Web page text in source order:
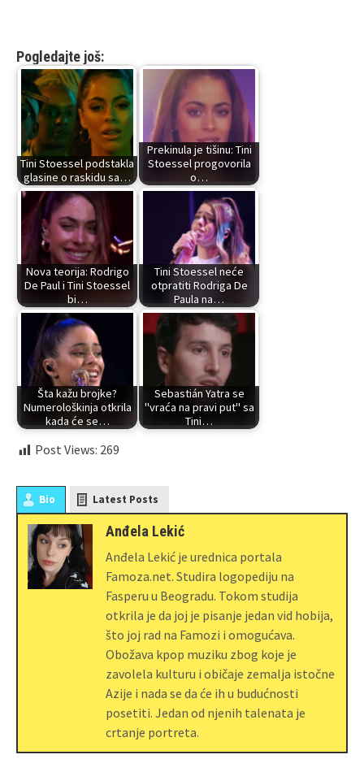
Pogledajte još:
Tini Stoessel podstakla
glasine o raskidu sa…
Prekinula je tišinu: Tini
Stoessel progovorila
o…
Nova teorija: Rodrigo
De Paul i Tini Stoessel
bi…
Tini Stoessel neće
otpratiti Rodriga De
Paula na…
Šta kažu brojke?
Numerološkinja otkrila
kada će se…
Sebastián Yatra se
"vraća na pravi put" sa
Tini…
Post Views: 269
Bio Latest Posts
Anđela Lekić
Anđela Lekić je urednica portala
Famoza.net. Studira logopediju na
Fasperu u Beogradu. Tokom studija
otkrila je da joj je pisanje jedan vid hobija,
što joj rad na Famozi i omogućava.
Obožava kpop muziku zbog koje je
zavolela kulturu i običaje zemalja istočne
Azije i nada se da će ih u budućnosti
posetiti. Jedan od njenih talenata je
crtanje portreta.